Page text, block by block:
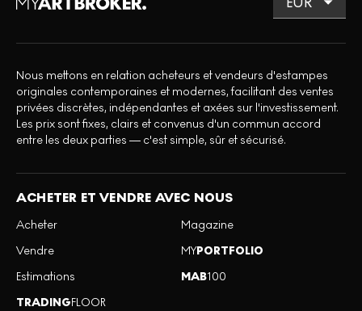
Nous mettons en relation acheteurs et vendeurs d'estampes
originales contemporaines et modernes, facilitant des ventes
privées discrètes, indépendantes et axées sur l'investissement.
Les prix sont fixes, clairs et convenus d'un commun accord
entre les deux parties — c'est simple, sûr et sécurisé.
ACHETER ET VENDRE AVEC NOUS
Acheter
Vendre
Estimations
TRADINGFLOOR
Magazine
MYPORTFOLIO
MAB100